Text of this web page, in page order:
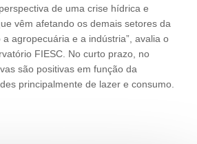
de uma crise hídrica e
vêm afetando os demais setores da
agropecuária e a indústria”, avalia o
FIESC. No curto prazo, no
são positivas em função da
principalmente de lazer e consumo.